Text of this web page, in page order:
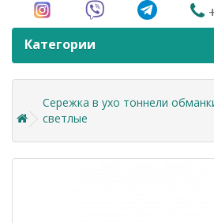
Категории
Сережка в ухо тоннели
светлые